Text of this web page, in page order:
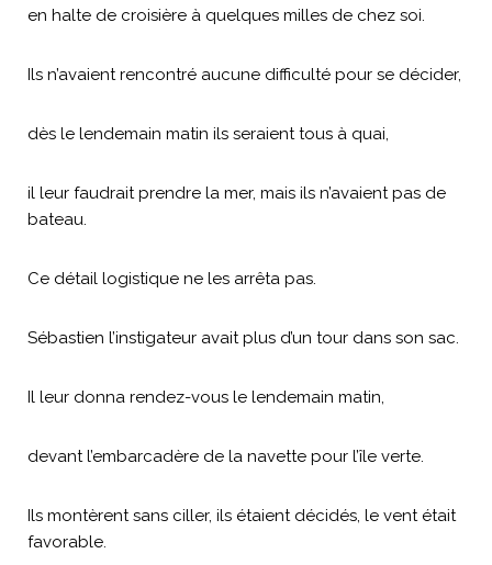
en halte de croisière à quelques milles de chez soi.
Ils n’avaient rencontré aucune difficulté pour se décider,
dès le lendemain matin ils seraient tous à quai,
il leur faudrait prendre la mer, mais ils n’avaient pas de
bateau.
Ce détail logistique ne les arrêta pas.
Sébastien l’instigateur avait plus d’un tour dans son sac.
Il leur donna rendez-vous le lendemain matin,
devant l’embarcadère de la navette pour l’île verte.
Ils montèrent sans ciller, ils étaient décidés, le vent était
favorable.